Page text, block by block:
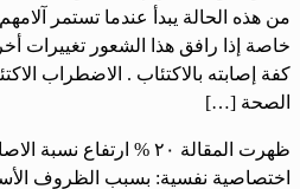
من هذه الحالة يبدأ عندما تستمر آلامهم
خاصة إذا رافق هذا الشعور تغييرات
كفة إصابته بالاكتئاب . الاضطراب
الصحة […]
ظهرت المقالة ٢٠ % ارتفاع
اختصاصية نفسية: بسبب الظروف